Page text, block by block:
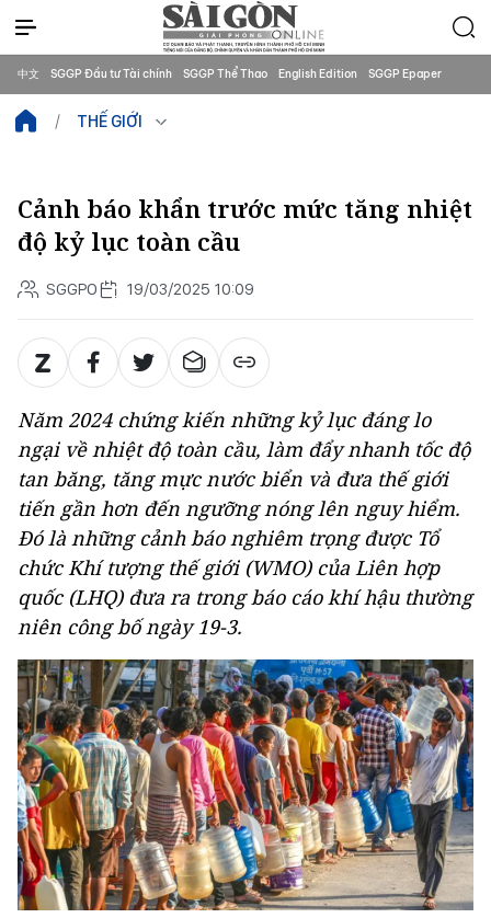
中文 SGGP Đầu tư Tài chính SGGP Thể Thao English Edition SGGP Epaper
THẾ GIỚI
Cảnh báo khẩn trước mức tăng nhiệt
độ kỷ lục toàn cầu
SGGPO 19/03/2025 10:09
Năm 2024 chứng kiến những kỷ lục đáng lo
ngại về nhiệt độ toàn cầu, làm đẩy nhanh tốc độ
tan băng, tăng mực nước biển và đưa thế giới
tiến gần hơn đến ngưỡng nóng lên nguy hiểm.
Đó là những cảnh báo nghiêm trọng được Tổ
chức Khí tượng thế giới (WMO) của Liên hợp
quốc (LHQ) đưa ra trong báo cáo khí hậu thường
niên công bố ngày 19-3.